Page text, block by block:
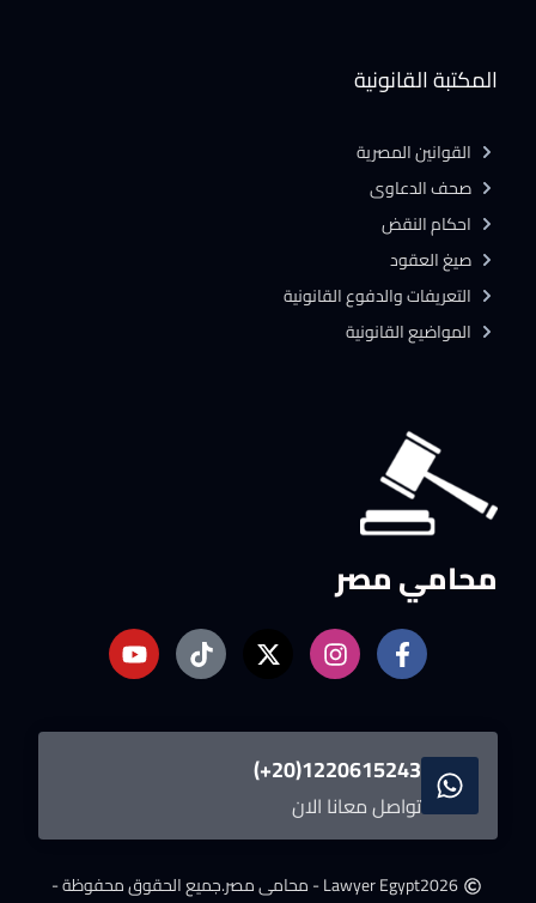
محامي مصر
1220615243(20+)
تواصل معانا الان
2026Lawyer Egypt - محامى مصر.
جميع الحقوق محفوظة -
المكتبة القانونية
القوانين المصرية
صحف الدعاوى
احكام النقض
صيغ العقود
التعريفات والدفوع القانونية
المواضيع القانونية